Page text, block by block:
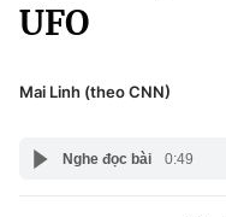
Xã hội
Pháp luật
Y tế
Văn hóa - Giải trí
Công nghệ
UFO
Mai Linh (theo CNN)
Nghe đọc bài 0:49